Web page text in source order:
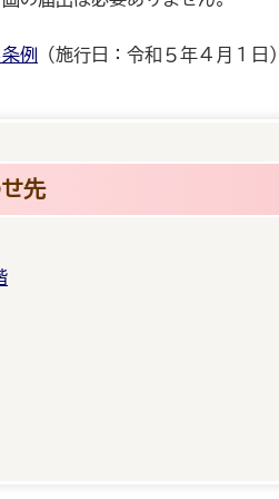
例 （施行日：令和５年４月１日）
先